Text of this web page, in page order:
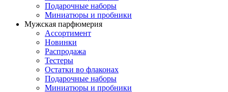
Подарочные наборы
Миниатюры и пробники
Мужская парфюмерия
Ассортимент
Новинки
Распродажа
Тестеры
Остатки во флаконах
Подарочные наборы
Миниатюры и пробники